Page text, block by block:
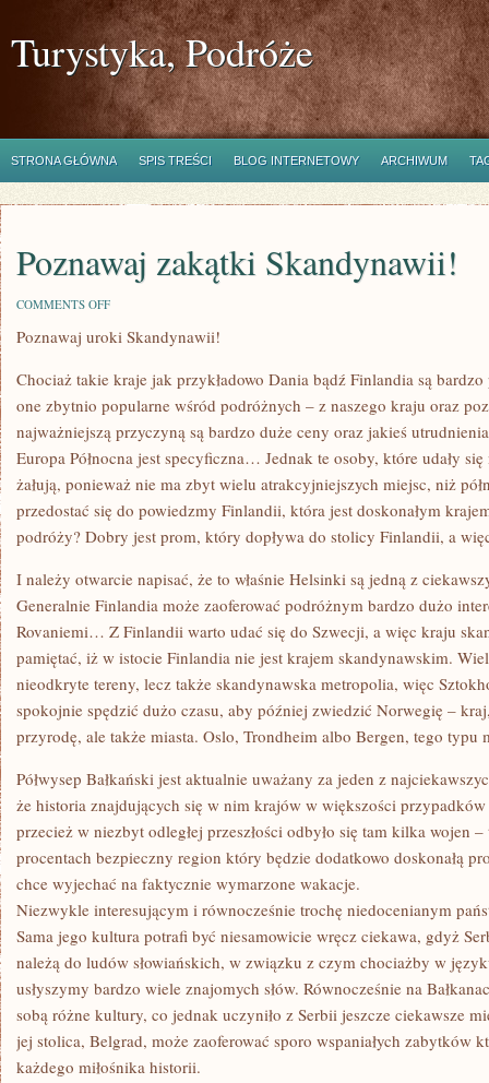
Turystyka, Podróże
STRONA GŁÓWNA SPIS TREŚCI BLOG INTERNETOWY ARCHIWUM
Poznawaj zakątki Skandynawii!
COMMENTS OFFON
ZAKĄTKI
SKANDYNAWII!
Poznawaj uroki Skandynawii!
Chociaż takie kraje jak przykładowo Dania bądź Finlandia są
one zbytnio popularne wśród podróżnych – z naszego kraju oraz
najważniejszą przyczyną są bardzo duże ceny oraz jakieś
Europa Północna jest specyficzna… Jednak te osoby, które udały
żałują, ponieważ nie ma zbyt wielu atrakcyjniejszych miejsc, niż
przedostać się do powiedzmy Finlandii, która jest doskonałym
podróży? Dobry jest prom, który dopływa do stolicy Finlandii, a
I należy otwarcie napisać, że to właśnie Helsinki są jedną z
Generalnie Finlandia może zaoferować podróżnym bardzo dużo
Rovaniemi… Z Finlandii warto udać się do Szwecji, a więc kraju
pamiętać, iż w istocie Finlandia nie jest krajem skandynawskim.
nieodkryte tereny, lecz także skandynawska metropolia, więc
spokojnie spędzić dużo czasu, aby później zwiedzić Norwegię –
przyrodę, ale także miasta. Oslo, Trondheim albo Bergen, tego typu
Półwysep Bałkański jest aktualnie uważany za jeden z
że historia znajdujących się w nim krajów w większości
przecież w niezbyt odległej przeszłości odbyło się tam kilka wojen
procentach bezpieczny region który będzie dodatkowo doskonałą
chce wyjechać na faktycznie wymarzone wakacje.
Niezwykle interesującym i równocześnie trochę niedocenianym
Sama jego kultura potrafi być niesamowicie wręcz ciekawa, gdyż
należą do ludów słowiańskich, w związku z czym chociażby w
usłyszymy bardzo wiele znajomych słów. Równocześnie na
sobą różne kultury, co jednak uczyniło z Serbii jeszcze ciekawsze
jej stolica, Belgrad, może zaoferować sporo wspaniałych zabytków
każdego miłośnika historii.